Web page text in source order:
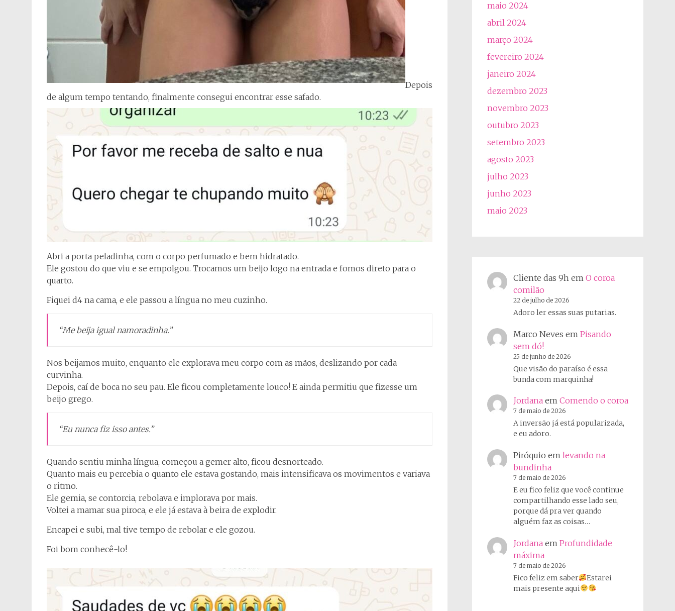
Depois
de algum tempo tentando, finalmente consegui encontrar esse safado.
Abri a porta peladinha, com o corpo perfumado e bem hidratado.
Ele gostou do que viu e se empolgou. Trocamos um beijo logo na entrada e fomos direto para o
quarto.
Fiquei d4 na cama, e ele passou a língua no meu cuzinho.
“Me beija igual namoradinha.”
Nos beijamos muito, enquanto ele explorava meu corpo com as mãos, deslizando por cada
curvinha.
Depois, caí de boca no seu pau. Ele ficou completamente louco! E ainda permitiu que fizesse um
beijo grego.
“Eu nunca fiz isso antes.”
Quando sentiu minha língua, começou a gemer alto, ficou desnorteado.
Quanto mais eu percebia o quanto ele estava gostando, mais intensificava os movimentos e variava
o ritmo.
Ele gemia, se contorcia, rebolava e implorava por mais.
Voltei a mamar sua piroca, e ele já estava à beira de explodir.
Encapei e subi, mal tive tempo de rebolar e ele gozou.
Foi bom conhecê-lo!
maio 2024
abril 2024
março 2024
fevereiro 2024
janeiro 2024
dezembro 2023
novembro 2023
outubro 2023
setembro 2023
agosto 2023
julho 2023
junho 2023
maio 2023
Cliente das 9hem O coroa
comilão
22 de julho de 2026
Adoro ler essas suas putarias.
Marco Neves em Pisando
sem dó!
25 de junho de 2026
Que visão do paraíso é essa
bunda com marquinha!
Jordanaem Comendo o coroa
7 de maio de 2026
A inversão já está popularizada,
e eu adoro.
Piróquio em levando na
bundinha
7 de maio de 2026
E eu fico feliz que você continue
compartilhando esse lado seu,
porque dá pra ver quando
alguém faz as coisas…
Jordanaem Profundidade
máxima
7 de maio de 2026
Fico feliz em saber
Estarei
mais presente aqui